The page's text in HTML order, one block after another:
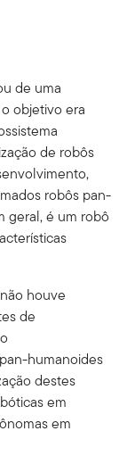
de uma
objetivo era
de robôs
robôs pan-
geral, é um robô
houve
de
humanoides
destes
em
em